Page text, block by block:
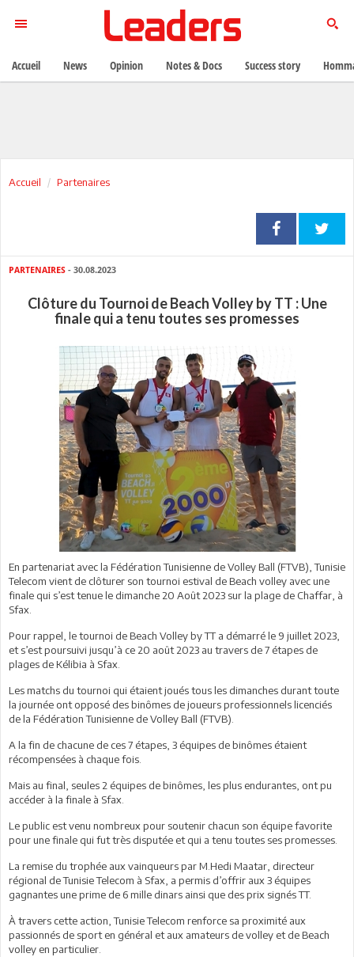
Accueil Partenaires
PARTENAIRES - 30.08.2023
Clôture du Tournoi de Beach Volley by TT : Une
finale qui a tenu toutes ses promesses
En partenariat avec la Fédération Tunisienne de Volley Ball (FTVB), Tunisie
Telecom vient de clôturer son tournoi estival de Beach volley avec une
finale qui s’est tenue le dimanche 20 Août 2023 sur la plage de Chaffar, à
Sfax.
Pour rappel, le tournoi de Beach Volley by TT a démarré le 9 juillet 2023,
et s’est poursuivi jusqu’à ce 20 août 2023 au travers de 7 étapes de
plages de Kélibia à Sfax.
Les matchs du tournoi qui étaient joués tous les dimanches durant toute
la journée ont opposé des binômes de joueurs professionnels licenciés
de la Fédération Tunisienne de Volley Ball (FTVB).
A la fin de chacune de ces 7 étapes, 3 équipes de binômes étaient
récompensées à chaque fois.
Mais au final, seules 2 équipes de binômes, les plus endurantes, ont pu
accéder à la finale à Sfax.
Le public est venu nombreux pour soutenir chacun son équipe favorite
pour une finale qui fut très disputée et qui a tenu toutes ses promesses.
La remise du trophée aux vainqueurs par M.Hedi Maatar, directeur
régional de Tunisie Telecom à Sfax, a permis d’offrir aux 3 équipes
gagnantes une prime de 6 mille dinars ainsi que des prix signés TT.
À travers cette action, Tunisie Telecom renforce sa proximité aux
passionnés de sport en général et aux amateurs de volley et de Beach
volley en particulier.
Accueil News Opinion Notes & Docs Success story